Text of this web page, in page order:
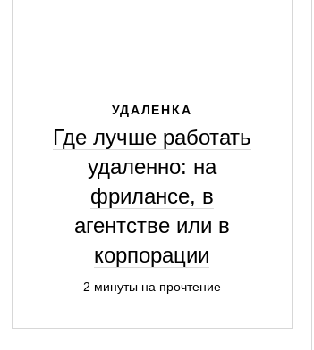
УДАЛЕНКА
Где лучше работать
удаленно: на
фрилансе, в
агентстве или в
корпорации
2 минуты на прочтение